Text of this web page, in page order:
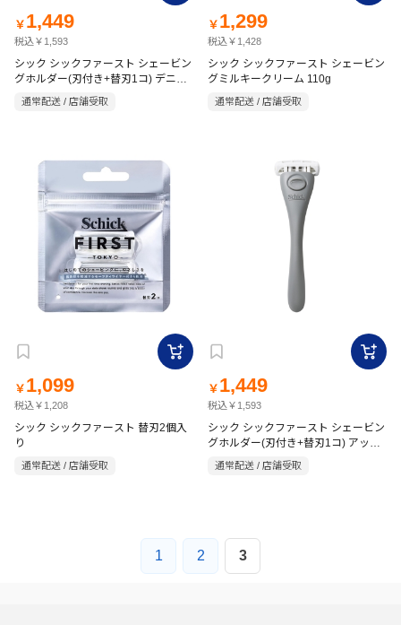
￥ 1,449
税込￥1,593
シック シックファースト シェービン
グホルダー(刃付き+替刃1コ) デニム
インディゴ
通常配送 / 店舗受取
￥ 1,299
税込￥1,428
シック シックファースト シェービン
グミルキークリーム 110g
通常配送 / 店舗受取
￥ 1,099
税込￥1,208
シック シックファースト 替刃2個入
り
通常配送 / 店舗受取
￥ 1,449
税込￥1,593
シック シックファースト シェービン
グホルダー(刃付き+替刃1コ) アッシ
ュグレー
通常配送 / 店舗受取
1 2 3